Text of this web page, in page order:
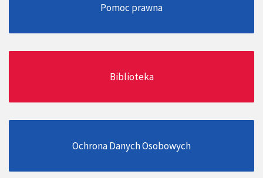
Pomoc prawna
Biblioteka
Ochrona Danych Osobowych